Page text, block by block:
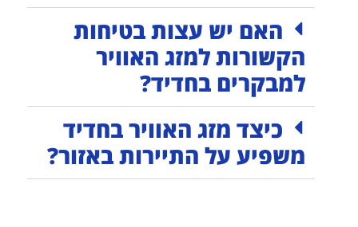
האם יש עצות בטיחות
הקשורות למזג האוויר
למבקרים בחדיד?
כיצד מזג האוויר בחדיד
משפיע על התיירות באזור?